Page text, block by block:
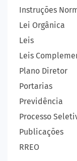
Instruções
Lei Orgânica
Leis
Leis
Plano Diretor
Portarias
Previdência
Processo
Publicações
RREO